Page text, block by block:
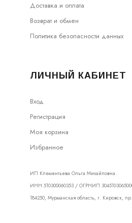
Доставка и оплата
Возврат и обмен
Политика безопасности данных
ЛИЧНЫЙ КАБИНЕТ
Вход
Регистрация
Моя корзина
Избранное
ИП Клементьева Ольга Михайловна.
ИНН 510300060353 / ОГРНИП
184250, Мурманская область, г. Кировск,